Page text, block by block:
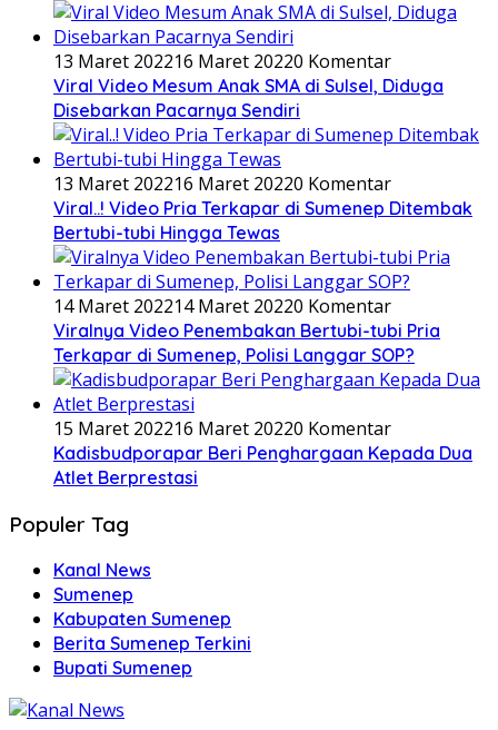
13 Maret 202216 Maret 20220 Komentar
Viral Video Mesum Anak SMA di Sulsel, Diduga
Disebarkan Pacarnya Sendiri
13 Maret 202216 Maret 20220 Komentar
Viral..! Video Pria Terkapar di Sumenep Ditembak
Bertubi-tubi Hingga Tewas
14 Maret 202214 Maret 20220 Komentar
Viralnya Video Penembakan Bertubi-tubi Pria
Terkapar di Sumenep, Polisi Langgar SOP?
15 Maret 202216 Maret 20220 Komentar
Kadisbudporapar Beri Penghargaan Kepada Dua
Atlet Berprestasi
Populer Tag
Kanal News
Sumenep
Kabupaten Sumenep
Berita Sumenep Terkini
Bupati Sumenep